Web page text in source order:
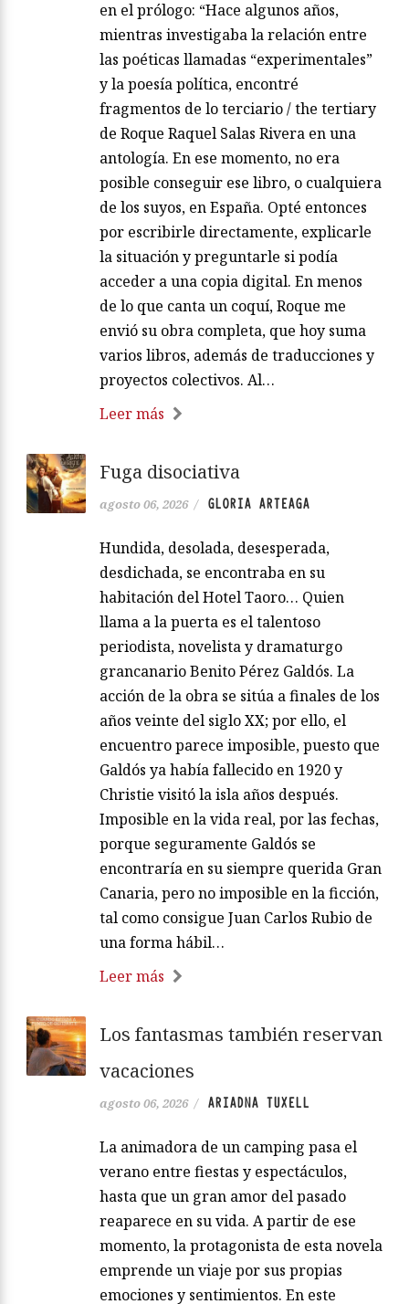
en el prólogo: “Hace algunos años,
mientras investigaba la relación entre
las poéticas llamadas “experimentales”
y la poesía política, encontré
fragmentos de lo terciario / the tertiary
de Roque Raquel Salas Rivera en una
antología. En ese momento, no era
posible conseguir ese libro, o cualquiera
de los suyos, en España. Opté entonces
por escribirle directamente, explicarle
la situación y preguntarle si podía
acceder a una copia digital. En menos
de lo que canta un coquí, Roque me
envió su obra completa, que hoy suma
varios libros, además de traducciones y
proyectos colectivos. Al…
Leer más
Fuga disociativa
agosto 06, 2026 / GLORIA ARTEAGA
Hundida, desolada, desesperada,
desdichada, se encontraba en su
habitación del Hotel Taoro… Quien
llama a la puerta es el talentoso
periodista, novelista y dramaturgo
grancanario Benito Pérez Galdós. La
acción de la obra se sitúa a finales de los
años veinte del siglo XX; por ello, el
encuentro parece imposible, puesto que
Galdós ya había fallecido en 1920 y
Christie visitó la isla años después.
Imposible en la vida real, por las fechas,
porque seguramente Galdós se
encontraría en su siempre querida Gran
Canaria, pero no imposible en la ficción,
tal como consigue Juan Carlos Rubio de
una forma hábil…
Leer más
Los fantasmas también reservan
vacaciones
agosto 06, 2026 / ARIADNA TUXELL
La animadora de un camping pasa el
verano entre fiestas y espectáculos,
hasta que un gran amor del pasado
reaparece en su vida. A partir de ese
momento, la protagonista de esta novela
emprende un viaje por sus propias
emociones y sentimientos. En este